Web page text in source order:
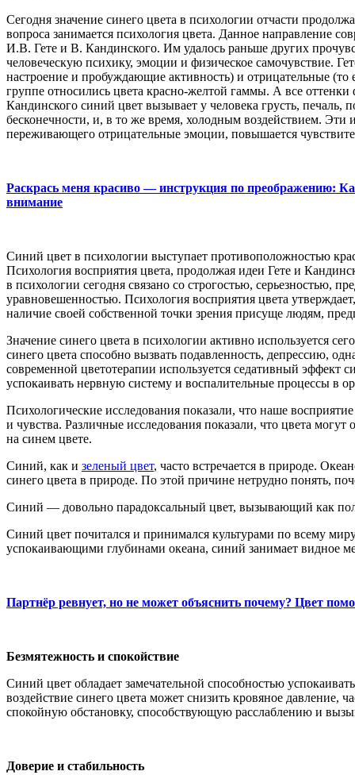
Сегодня значение синего цвета в психологии отчасти
вопроса занимается психология цвета. Данное направление
И.В. Гете и В. Кандинского. Им удалось раньше других
человеческую психику, эмоции и физическое самочувствие.
настроение и пробуждающие активность) и отрицательные
группе относились цвета красно-желтой гаммы. А все
Кандинского синий цвет вызывает у человека грусть,
бесконечности, и, в то же время, холодным воздействием. Эти
переживающего отрицательные эмоции, повышается
Раскрась меня красиво — инструкция по преображению:
внимание
Синий цвет в психологии выступает противоположностью
Психология восприятия цвета, продолжая идеи Гете и
в психологии сегодня связано со строгостью, серьезностью,
уравновешенностью. Психология восприятия цвета
наличие своей собственной точки зрения присуще людям,
Значение синего цвета в психологии активно используется
синего цвета способно вызвать подавленность, депрессию,
современной цветотерапии используется седативный эффект
успокаивать нервную систему и воспалительные процессы в
Психологические исследования показали, что наше
и чувства. Различные исследования показали, что цвета
на синем цвете.
Синий, как и зеленый цвет, часто встречается в природе.
синего цвета в природе. По этой причине нетрудно понять,
Синий — довольно парадоксальный цвет, вызывающий как
Синий цвет почитался и принимался культурами по всему
успокаивающими глубинами океана, синий занимает видное
Партнёр ревнует, но не может объяснить почему? Цвет
Безмятежность и спокойствие
Синий цвет обладает замечательной способностью
воздействие синего цвета может снизить кровяное давление,
спокойную обстановку, способствующую расслаблению и
Доверие и стабильность